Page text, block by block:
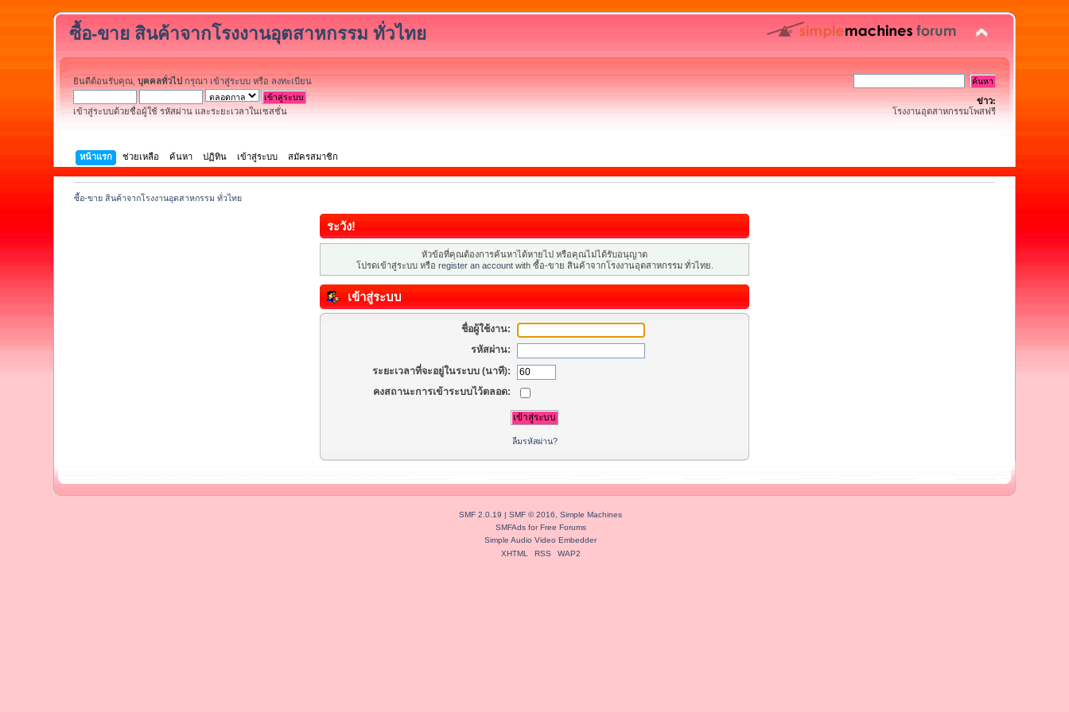
ซื้อ-ขาย สินค้าจากโรงงานอุตสาหกรรม ทั่วไทย
ยินดีต้อนรับคุณ,บุคคลทั่วไป กรุณา เข้าสู่ระบบ หรือ ลงทะเบียน
เข้าสู่ระบบด้วยชื่อผู้ใช้ รหัสผ่าน และระยะเวลาในเซสชั่น
ข่าว:
โรงงานอุตสาหกรรมโพสฟรี
หน้าแรก ช่วยเหลือ ค้นหา ปฏิทิน เข้าสู่ระบบ สมัครสมาชิก
ซื้อ-ขาย สินค้าจากโรงงานอุตสาหกรรม ทั่วไทย
ระวัง!
หัวข้อที่คุณต้องการค้นหาได้หายไป หรือคุณไม่ได้รับอนุญาต
โปรดเข้าสู่ระบบ หรือ register an accountwith ซื้อ-ขาย สินค้าจากโรงงานอุตสาหกรรม ทั่วไทย.
เข้าสู่ระบบ
ชื่อผู้ใช้งาน:
รหัสผ่าน:
ระยะเวลาที่จะอยู่ในระบบ (นาที):
คงสถานะการเข้าระบบไว้ตลอด:
ลืมรหัสผ่าน?
SMF 2.0.19 | SMF © 2016, Simple Machines
SMFAdsforFree Forums
Simple Audio Video Embedder
XHTML
RSS WAP2